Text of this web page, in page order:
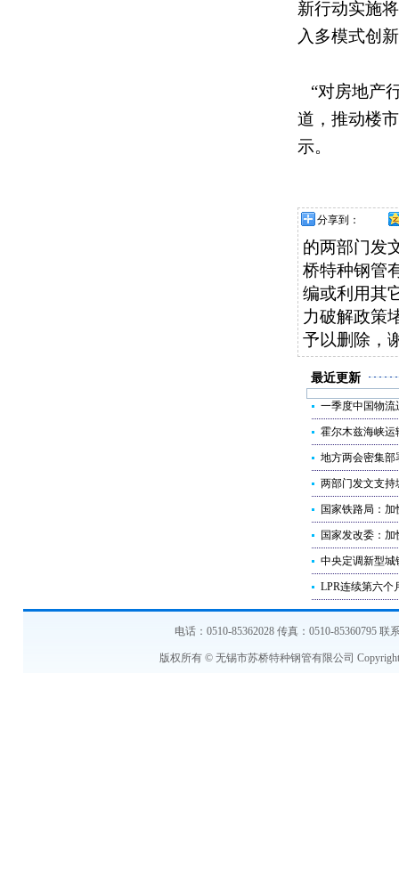
新行动实施
入多模式创
“对房地产
道，推动楼
示。
分享到：
的两部门发
桥特种钢管
编或利用其
力破解政策
予以删除，
最近更新
一季度中国物
霍尔木兹海峡
地方两会密集
两部门发文支
国家铁路局：
国家发改委：
中央定调新型
LPR连续第六个
电话：0510-85362028 传真：0510-85360795
版权所有 © 无锡市苏桥特种钢管有限公司